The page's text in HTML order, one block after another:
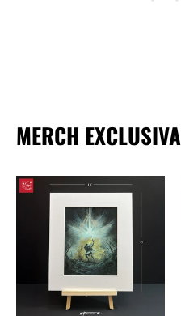
MERCH EXCLUSIVA